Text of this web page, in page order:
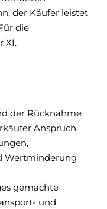
der Käufer leistet
die
XI.
der Rücknahme
Anspruch
Wertminderung
gemachte
und